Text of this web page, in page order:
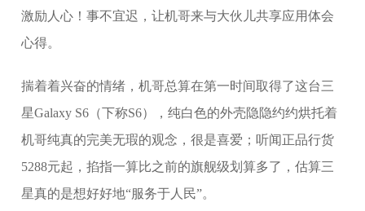
激励人心！事不宜迟，让机哥来与大伙儿共享应用体会
心得。
揣着着兴奋的情绪，机哥总算在第一时间取得了这台三
星Galaxy S6（下称S6），纯白色的外壳隐隐约约烘托着
机哥纯真的完美无瑕的观念，很是喜爱；听闻正品行货
5288元起，掐指一算比之前的旗舰级划算多了，估算三
星真的是想好好地“服务于人民”。